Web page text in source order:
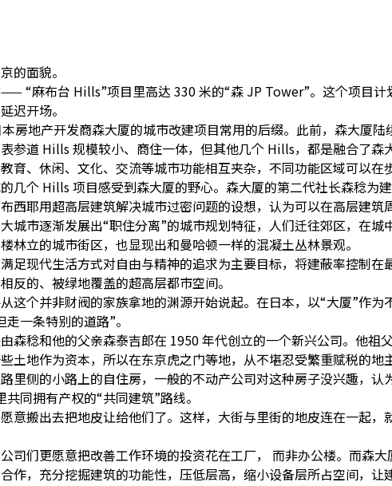
的面貌。
“麻布台 Hills”项目里高达 330 米的“森 JP Tower”。这个项目
迟开场。
房地产开发商森大厦的城市改建项目常用的后缀。此前，森大厦
参道 Hills 规模较小、商住一体，但其他几个 Hills，都是融合了
育、休闲、文化、交流等城市功能相互夹杂，不同功能区域可以在
几个 Hills 项目感受到森大厦的野心。森大厦的第二代社长森稔为
西耶用超高层建筑解决城市过密问题的设想，认为可以在高层建筑
城市逐渐发展出“职住分离”的城市规划特征，人们迁往郊区，在
林立的城市街区，也显现出和曼哈顿一样的混凝土丛林景观。
足现代生活方式对自由与精神的追求为主要目标，将建蔽率控制
反的、被绿地覆盖的超高层都市空间。
这个并非财阀的家族拿地的渊源开始说起。在日本，以“大厦”作
一条特别的道路”。
森稔和他的父亲森泰吉郎在 1950 年代创立的一个新兴公司。他
土地作为资本，所以在东京虎之门等地，从不堪忍受繁重赋税的地
里侧的小路上的自住房，一般的不动产公司对这种房子没兴趣，
同拥有产权的“共同建筑”路线。
意搬出去把地皮让给他们了。这样，大街与里街的地皮连在一起
司们更愿意把改善工作环境的投资花在工厂， 而非办公楼。而森
作，充分挖掘建筑的功能性，压低层高，缩小设备层所占空间，